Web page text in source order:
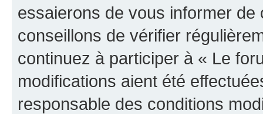
essaierons de vous informer
conseillons de vérifier
continuez à participer à « Le
modifications aient été
responsable des conditions